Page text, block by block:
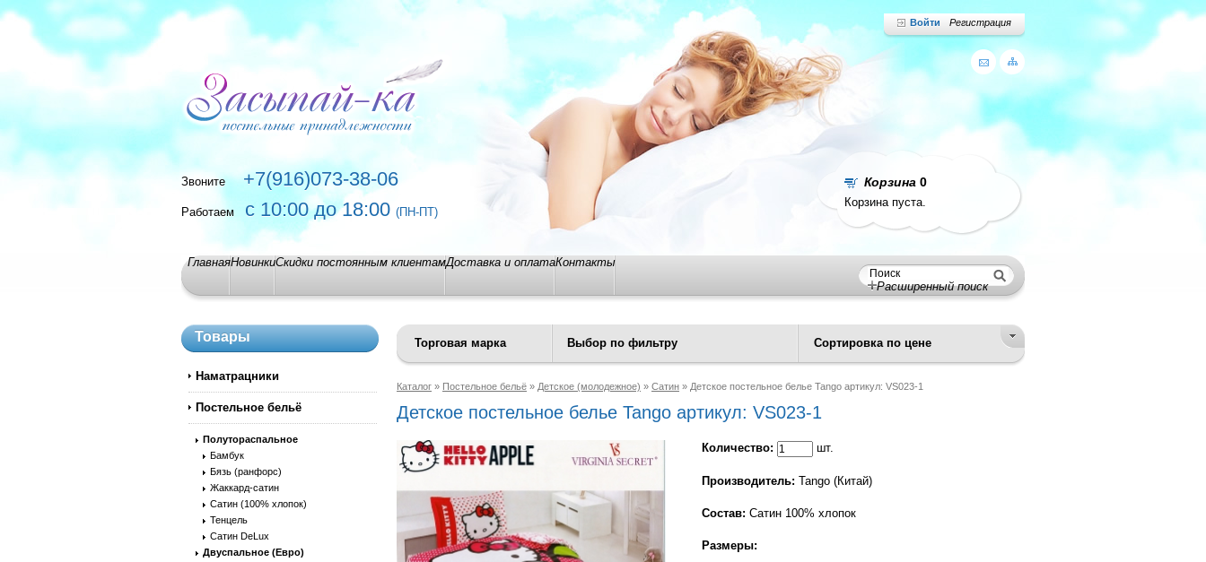
Звоните+7(916)073-38-06
Работаем с 10:00 до 18:00 (ПН-ПТ)
Корзина 0
Корзина пуста.
Войти Регистрация
ГлавнаяНовинкиСкидки постоянным клиентамДоставка и оплатаКонтакты
Расширенный поиск
Товары
Наматрацники
Постельное бельё
Полутораспальное
Бамбук
Бязь (ранфорс)
Жаккард-сатин
Сатин (100% хлопок)
Тенцель
Сатин DeLux
Двуспальное (Евро)
Торговая марка Выбор по фильтру Сортировка по цене
Каталог » Постельное бельё » Детское (молодежное) » Сатин » Детское постельное белье Tango артикул: VS023-1
Детское постельное белье Tango артикул: VS023-1
Количество: шт.
Производитель: Tango (Китай)
Состав: Сатин 100% хлопок
Размеры: